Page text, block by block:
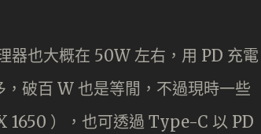
器也大概在 50W 左右，用 PD 充電
破百 W 也是等閒，不過現時一些
1650 ），也可透過 Type-C 以 PD